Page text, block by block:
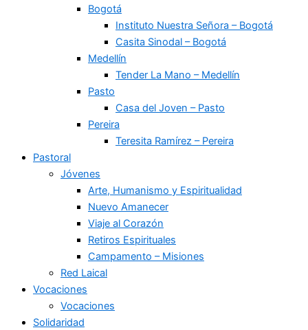
Bogotá
Instituto Nuestra Señora – Bogotá
Casita Sinodal – Bogotá
Medellín
Tender La Mano – Medellín
Pasto
Casa del Joven – Pasto
Pereira
Teresita Ramírez – Pereira
Pastoral
Jóvenes
Arte, Humanismo y Espiritualidad
Nuevo Amanecer
Viaje al Corazón
Retiros Espirituales
Campamento – Misiones
Red Laical
Vocaciones
Vocaciones
Solidaridad